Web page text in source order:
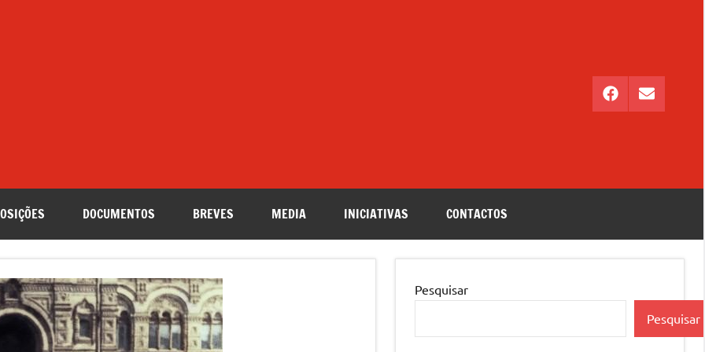
Facebook
Email
DOCUMENTOS BREVES MEDIA INICIATIVAS CONTACTOS
Pesquisar
Pesquisar